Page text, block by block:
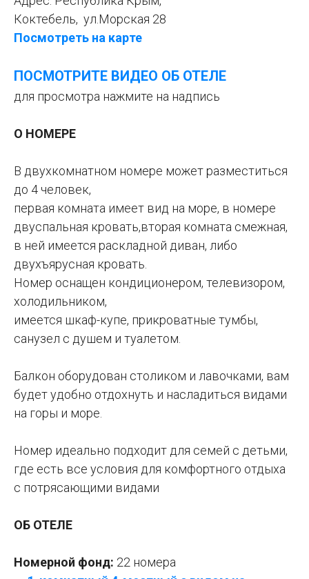
Коктебель, ул.Морская 28
Посмотреть на карте
ПОСМОТРИТЕ ВИДЕО ОБ ОТЕЛЕ
для просмотра нажмите на надпись
О НОМЕРЕ
В двухкомнатном номере может разместиться
до 4 человек,
первая комната имеет вид на море, в номере
двуспальная кровать,вторая комната смежная,
в ней имеется раскладной диван, либо
двухъярусная кровать.
Номер оснащен кондиционером, телевизором,
холодильником,
имеется шкаф-купе, прикроватные тумбы,
санузел с душем и туалетом.
Балкон оборудован столиком и лавочками, вам
будет удобно отдохнуть и насладиться видами
на горы и море.
Номер идеально подходит для семей с детьми,
где есть все условия для комфортного отдыха
с потрясающими видами
ОБ ОТЕЛЕ
Номерной фонд: 22 номера